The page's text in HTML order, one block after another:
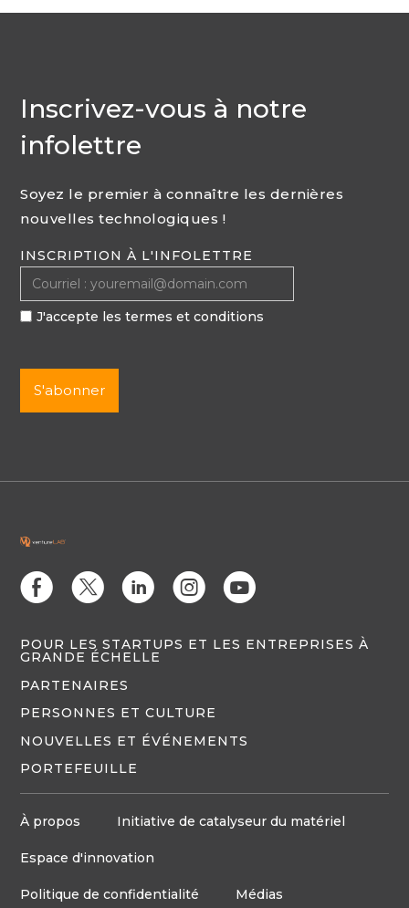
Inscrivez-vous à notre
infolettre
Soyez le premier à connaître les dernières
nouvelles technologiques !
INSCRIPTION À L'INFOLETTRE
J'accepte les termes et conditions
E D C Q M
POUR LES STARTUPS ET LES ENTREPRISES À
GRANDE ÉCHELLE
PARTENAIRES
PERSONNES ET CULTURE
NOUVELLES ET ÉVÉNEMENTS
PORTEFEUILLE
À propos Initiative de catalyseur du matériel
Espace d'innovation
Politique de confidentialité Médias